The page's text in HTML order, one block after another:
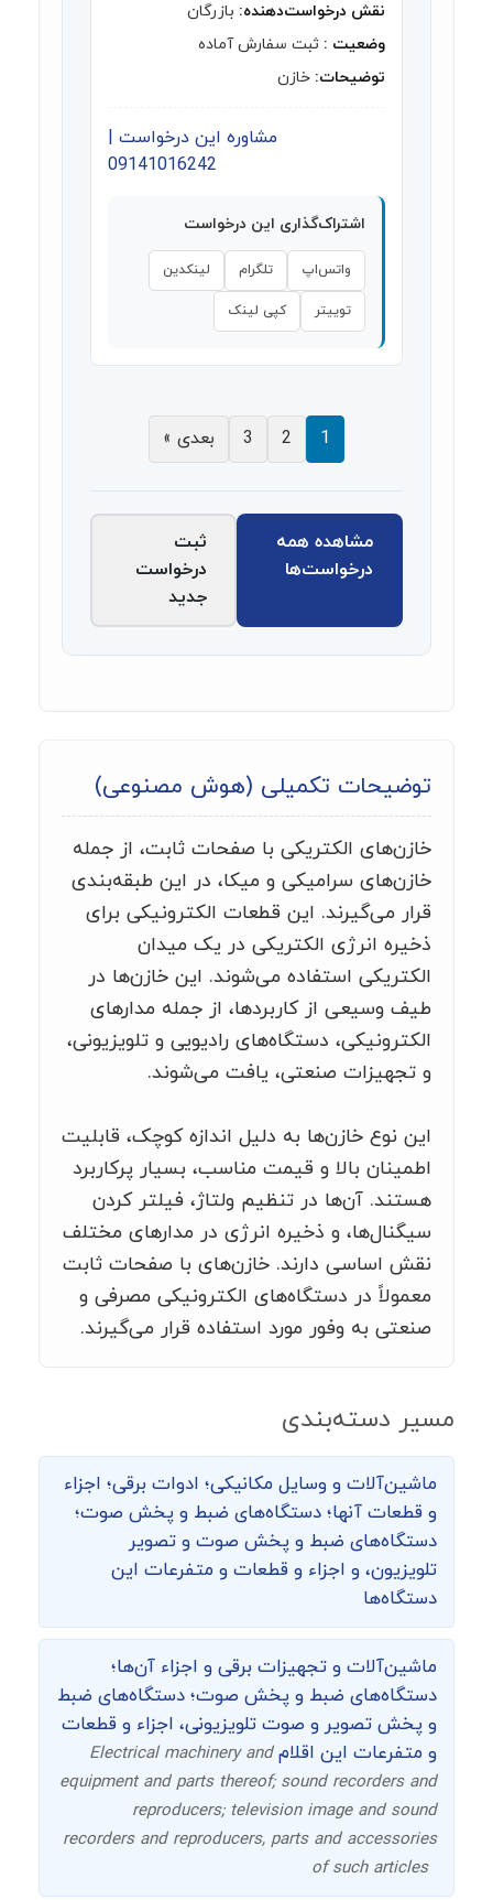
نقش درخواست‌دهنده: بازرگان
وضعیت : ثبت سفارش آماده
توضیحات: خازن
مشاوره این درخواست |
09141016242
اشتراک‌گذاری این درخواست
واتس‌اپ تلگرام لینکدین
توییتر کپی لینک
1
2
3 بعدی »
مشاهده همه
درخواست‌ها
ثبت
درخواست
جدید
توضیحات تکمیلی (هوش مصنوعی)
خازن‌های الکتریکی با صفحات ثابت، از جمله
خازن‌های سرامیکی و میکا، در این طبقه‌بندی
قرار می‌گیرند. این قطعات الکترونیکی برای
ذخیره انرژی الکتریکی در یک میدان
الکتریکی استفاده می‌شوند. این خازن‌ها در
طیف وسیعی از کاربردها، از جمله مدارهای
الکترونیکی، دستگاه‌های رادیویی و تلویزیونی،
و تجهیزات صنعتی، یافت می‌شوند.
این نوع خازن‌ها به دلیل اندازه کوچک، قابلیت
اطمینان بالا و قیمت مناسب، بسیار پرکاربرد
هستند. آن‌ها در تنظیم ولتاژ، فیلتر کردن
سیگنال‌ها، و ذخیره انرژی در مدارهای مختلف
نقش اساسی دارند. خازن‌های با صفحات ثابت
معمولاً در دستگاه‌های الکترونیکی مصرفی و
صنعتی به وفور مورد استفاده قرار می‌گیرند.
مسیر دسته‌بندی
ماشین‌‌آلات و وسایل مکانیکی؛ ادوات برقی؛ اجزاء
و قطعات آنها؛ دستگاه‌های ضبط و پخش صوت؛
دستگاه‌های ضبط و پخش صوت و تصویر
تلویزیون، و اجزاء و قطعات و متفرعات این
دستگاه‌ها
ماشین‌آلات و تجهیزات برقی و اجزاء آن‌ها؛
دستگاه‌های ضبط و پخش صوت؛ دستگاه‌های ضبط
و پخش تصویر و صوت تلویزیونی، اجزاء و قطعات
و متفرعات این اقلامElectrical machinery and
equipment and parts thereof; sound recorders and
reproducers; television image and sound
recorders and reproducers, parts and accessories
of such articles